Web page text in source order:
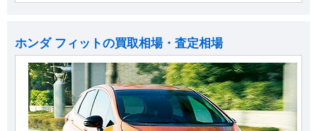
ホンダ フィットの買取相場・査定相場